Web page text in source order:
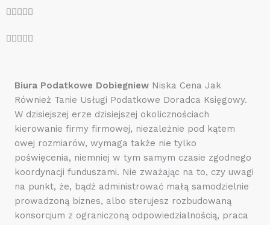
5

5
z
5

n
a
5
z
5
Biura Podatkowe Dobiegniew Niska Cena Jak
Również Tanie Usługi Podatkowe Doradca Księgowy.
W dzisiejszej erze dzisiejszej okolicznościach
kierowanie firmy firmowej, niezależnie pod kątem
owej rozmiarów, wymaga także nie tylko
poświęcenia, niemniej w tym samym czasie zgodnego
koordynacji funduszami. Nie zważając na to, czy uwagi
na punkt, że, bądź administrować małą samodzielnie
prowadzoną biznes, albo sterujesz rozbudowaną
konsorcjum z ograniczoną odpowiedzialnością, praca